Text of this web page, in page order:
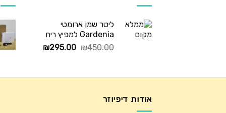
ליטר שמן ארומטי
Gardenia למפיץ ריח
₪450.00
המחיר
₪450.00.
₪295.00
המחיר
₪295.00.
אודות דיפיוזר